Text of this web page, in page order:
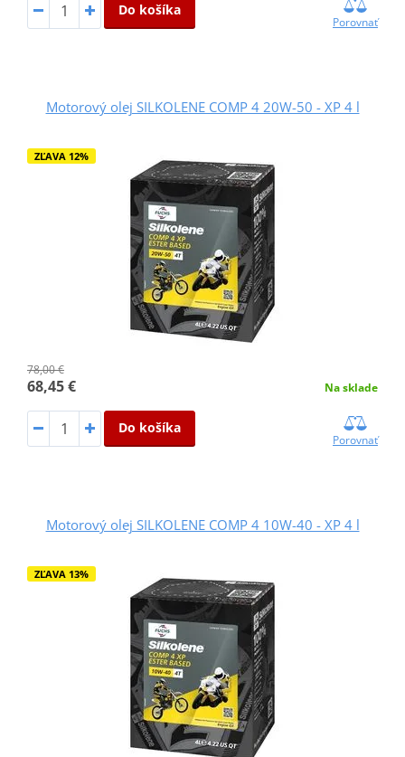
Do košíka
Porovnať
Motorový olej SILKOLENE COMP 4 20W-50 - XP 4 l
ZĽAVA 12%
78,00 €
68,45 € Na sklade
Do košíka
Porovnať
Motorový olej SILKOLENE COMP 4 10W-40 - XP 4 l
ZĽAVA 13%